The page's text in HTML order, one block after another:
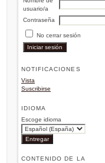
usuario/a
Contraseña
No cerrar sesión
NOTIFICACIONES
Vista
Suscribirse
IDIOMA
Escoge idioma
CONTENIDO DE LA